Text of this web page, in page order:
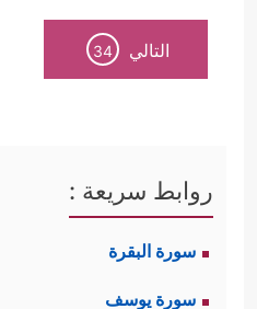
التالي 34
روابط سريعة :
سورة البقرة
سورة يوسف